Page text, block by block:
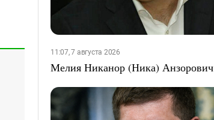
11:07, 7 августа 2026
Мелия Никанор (Ника) Анзорович